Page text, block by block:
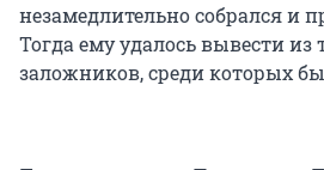
незамедлительно собрался и
Тогда ему удалось вывести из
заложников, среди которых